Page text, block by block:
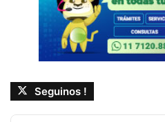
Seguinos !